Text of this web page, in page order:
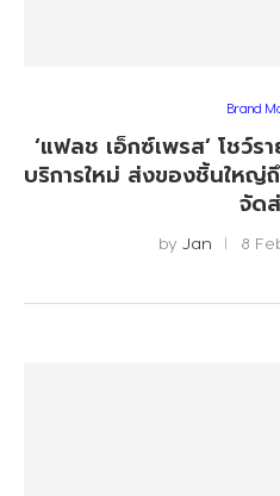
Brand
‘แฟลช เอ็กซ์เพรส’ โชว์
บริการใหม่ ส่งของชิ้นใหญ่
จัด
by Jan 8